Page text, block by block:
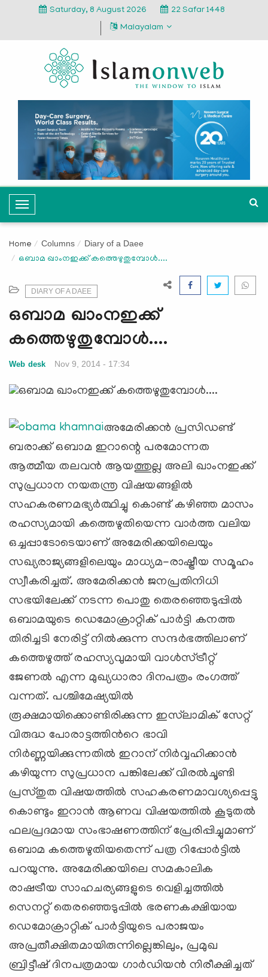
Saturday, 8 August 2026
22 Safar 1448
Malayalam
T
o
g
l
a
v
i
a
i
n
Home Columns Diary of a Daee
ഒബാമ ഖാംനഇക്ക് കത്തെഴുതുമ്പോള്‍....
DIARY OF A DAEE
ഒബാമ ഖാംനഇക്ക്
കത്തെഴുതുമ്പോള്‍....
Web desk Nov 9, 2014 - 17:34
അമേരിക്കന്‍ പ്രസിഡണ്ട്
ബരാക്ക് ഒബാമ ഇറാന്റെ പരമോന്നത
ആത്മീയ തലവന്‍ ആയത്തുല്ല അലി ഖാംനഇക്ക്
സുപ്രധാന നയതന്ത്ര വിഷയങ്ങളില്‍
സഹകരണമഭ്യര്‍ത്ഥിച്ചു കൊണ്ട് കഴിഞ്ഞ മാസം
രഹസ്യമായി കത്തെഴുതിയെന്ന വാര്‍ത്ത വലിയ
ഒച്ചപ്പാടോടെയാണ് അമേരിക്കയിലെയും
സഖ്യരാജ്യങ്ങളിലെയും മാധ്യമ-രാഷ്ട്രീയ സമൂഹം
സ്വീകരിച്ചത്. അമേരിക്കന്‍ ജനപ്രതിനിധി
സഭയിലേക്ക് നടന്ന പൊതു തെരഞ്ഞെടുപ്പില്‍
ഒബാമയുടെ ഡെമോക്രാറ്റിക് പാര്‍ട്ടി കനത്ത
തിരിച്ചടി നേരിട്ട് നില്‍ക്കുന്ന സന്ദര്‍ഭത്തിലാണ്
കത്തെഴുത്ത് രഹസ്യവുമായി വാള്‍സ്ട്രീറ്റ്
ജേണല്‍ എന്ന മുഖ്യധാരാ ദിനപത്രം രംഗത്ത്
വന്നത്. പശ്ചിമേഷ്യയില്‍
രൂക്ഷമായിക്കൊണ്ടിരിക്കുന്ന ഇസ്‍ലാമിക് സേറ്റ്
വിരുദ്ധ പോരാട്ടത്തിന്‍റെ ഭാവി
നിര്‍ണ്ണയിക്കുന്നതില്‍ ഇറാന് നിര്‍വ്വഹിക്കാന്‍
കഴിയുന്ന സുപ്രധാന പങ്കിലേക്ക് വിരല്‍ചൂണ്ടി
പ്രസ്തുത വിഷയത്തില്‍ സഹകരണമാവശ്യപ്പെട്ടു
കൊണ്ടും ഇറാന്‍ ആണവ വിഷയത്തില്‍ കൂടുതല്‍
ഫലപ്രദമായ സംഭാഷണത്തിന് പ്രേരിപ്പിച്ചുമാണ്
ഒബാമ കത്തെഴുതിയതെന്ന് പത്ര റിപ്പോര്‍ട്ടില്‍
പറയുന്നു. അമേരിക്കയിലെ സമകാലിക
രാഷട്രീയ സാഹചര്യങ്ങളുടെ വെളിച്ചത്തില്‍
സെനറ്റ് തെരഞ്ഞെടുപ്പില്‍ ഭരണകക്ഷിയായ
ഡെമോക്രാറ്റിക് പാര്‍ട്ടിയുടെ പരാജയം
അപ്രതീക്ഷിതമായിരുന്നില്ലെങ്കിലും, പ്രമുഖ
ബ്രിട്ടീഷ് ദിനപത്രമായ ഗാര്‍ഡിയന്‍ നിരീക്ഷിച്ചത്